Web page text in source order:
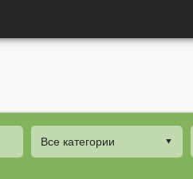
Все категории